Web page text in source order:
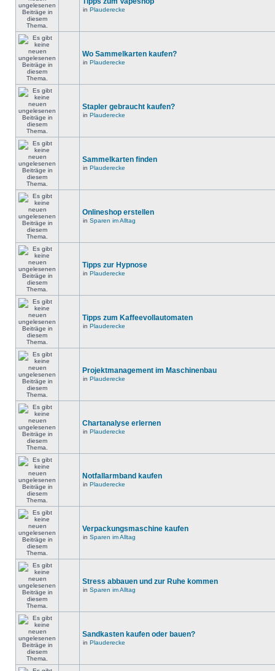
in Plauderecke
Wo Sammelkarten kaufen?
in Plauderecke
Stapler gebraucht kaufen?
in Plauderecke
Sammelkarten finden
in Plauderecke
Onlineshop erstellen
in Sparen im Alltag
Tipps zur Hypnose
in Plauderecke
Tipps zum Kaffeevollautomaten
in Plauderecke
Projektmanagement im Maschinenbau
in Plauderecke
Chartanalyse erlernen
in Plauderecke
Notfallarmband kaufen
in Plauderecke
Verpackungsmaschine kaufen
in Sparen im Alltag
Stress abbauen und zur Ruhe kommen
in Sparen im Alltag
Sandkasten kaufen oder bauen?
in Plauderecke